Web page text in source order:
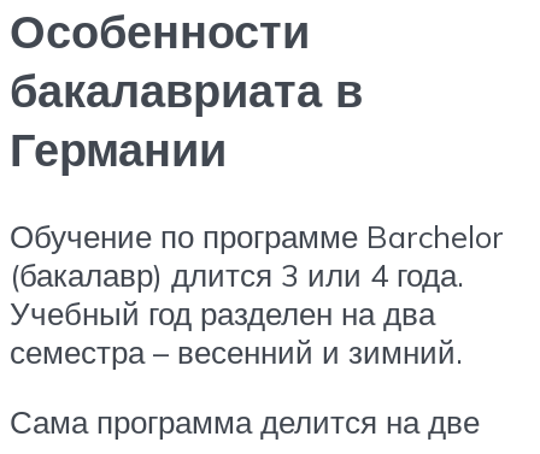
Особенности
бакалавриата в
Германии
Обучение по программе Barchelor
(бакалавр) длится 3 или 4 года.
Учебный год разделен на два
семестра – весенний и зимний.
Сама программа делится на две